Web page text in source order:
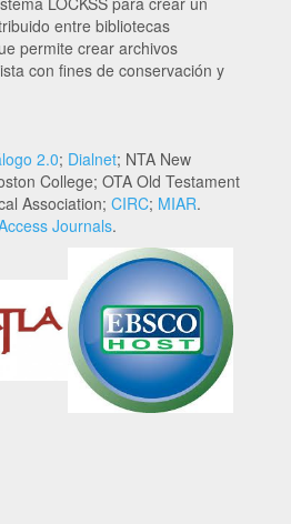
entre bibliotecas
permite crear archivos
con fines de conservación y
2.0; Dialnet; NTA New
College; OTA Old Testament
Association; CIRC; MIAR.
Journals.